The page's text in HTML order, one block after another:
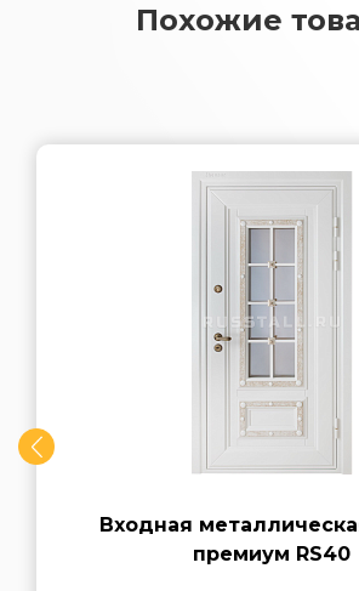
Похожие
Входная
премиум RS40